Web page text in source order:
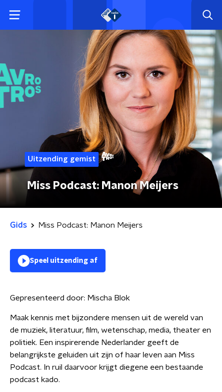
Uitzending gemist
Miss Podcast: Manon Meijers
Gids Miss Podcast: Manon Meijers
Speel uitzending af
Gepresenteerd door: Mischa Blok
Maak kennis met bijzondere mensen uit de wereld van
de muziek, literatuur, film, wetenschap, media, theater en
politiek. Een inspirerende Nederlander geeft de
belangrijkste geluiden uit zijn of haar leven aan Miss
Podcast. In ruil daarvoor krijgt diegene een bestaande
podcast kado.